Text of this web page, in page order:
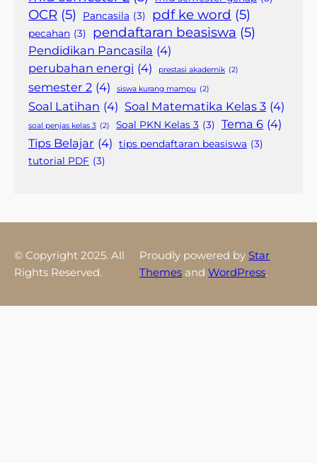
OCR (5) Pancasila (3) pdf ke word (5)
pecahan (3) pendaftaran beasiswa (5)
Pendidikan Pancasila (4)
perubahan energi (4) prestasi akademik (2)
semester 2 (4) siswa kurang mampu (2)
Soal Latihan (4) Soal Matematika Kelas 3 (4)
soal penjas kelas 3 (2) Soal PKN Kelas 3 (3) Tema 6 (4)
Tips Belajar (4) tips pendaftaran beasiswa (3)
tutorial PDF (3)
© Copyright 2025. All
Rights Reserved.
Proudly powered by Star
Themes andWordPress.